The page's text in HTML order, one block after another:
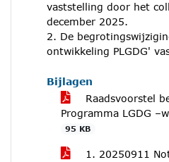
vaststelling door het
december 2025.
2. De
ontwikkeling PLGDG'
Bijlagen
Raadsvoorstel
Programma LGDG
95 KB
1. 20250911